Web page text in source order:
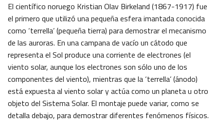
El científico noruego Kristian Olav Birkeland (1867-1917) fue
el primero que utilizó una pequeña esfera imantada conocida
como ‘terrella’ (pequeña tierra) para demostrar el mecanismo
de las auroras. En una campana de vacío un cátodo que
representa el Sol produce una corriente de electrones (el
viento solar, aunque los electrones son sólo uno de los
componentes del viento), mientras que la ‘terrella’ (ánodo)
está expuesta al viento solar y actúa como un planeta u otro
objeto del Sistema Solar. El montaje puede variar, como se
detalla debajo, para demostrar diferentes fenómenos físicos.